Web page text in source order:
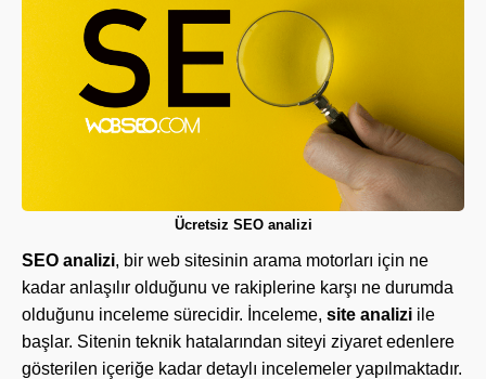
Ücretsiz SEO analizi
SEO analizi, bir web sitesinin arama motorları için ne
kadar anlaşılır olduğunu ve rakiplerine karşı ne durumda
olduğunu inceleme sürecidir. İnceleme, site analizi ile
başlar. Sitenin teknik hatalarından siteyi ziyaret edenlere
gösterilen içeriğe kadar detaylı incelemeler yapılmaktadır.